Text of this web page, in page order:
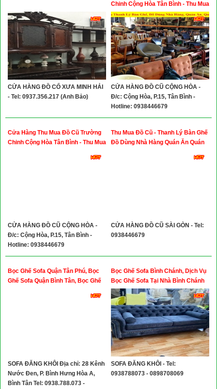
CỬA HÀNG ĐỒ CỔ XƯA MINH HẢI
- Tel: 0937.356.217 (Anh Bảo)
Chinh Cộng Hòa Tân Bình - Thu Mua
Thanh Lý Bàn Ghế, Đồ Dùng Nhà
Hàng, Quán Ăn, Quán Cafe Giá Cao
CỬA HÀNG ĐỒ CŨ CỘNG HÒA -
Đ/c: Cộng Hòa, P.15, Tân Bình -
Hotline: 0938446679
Cửa Hàng Thu Mua Đồ Cũ Trường
Chinh Cộng Hòa Tân Bình - Thu Mua
CỬA HÀNG ĐỒ CŨ CỘNG HÒA -
Đ/c: Cộng Hòa, P.15, Tân Bình -
Hotline: 0938446679
Thu Mua Đồ Cũ - Thanh Lý Bàn Ghế
Đồ Dùng Nhà Hàng Quán Ăn Quán
CỬA HÀNG ĐỒ CŨ SÀI GÒN - Tel:
0938446679
Bọc Ghế Sofa Quận Tân Phú, Bọc
Ghế Sofa Quận Bình Tân, Bọc Ghế
SOFA ĐĂNG KHÔI Địa chỉ: 28 Kênh
Nước Đen, P. Bình Hưng Hòa A,
Bình Tân Tel: 0938.788.073 -
Bọc Ghế Sofa Bình Chánh, Dịch Vụ
Bọc Ghế Sofa Tại Nhà Bình Chánh
SOFA ĐĂNG KHÔI - Tel:
0938788073 - 0898708069